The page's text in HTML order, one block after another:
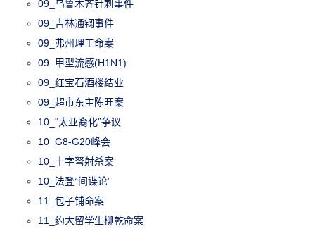
09_乌鲁木齐针刺事件
09_吉林通钢事件
09_弗州理工命案
09_甲型流感(H1N1)
09_红宝石酒楼结业
09_超市东主陈旺案
10_“太亚裔化”争议
10_G8-G20峰会
10_十字弩射杀案
10_法登“间谍论”
11_包子铺命案
11_约大留学生柳乾命案